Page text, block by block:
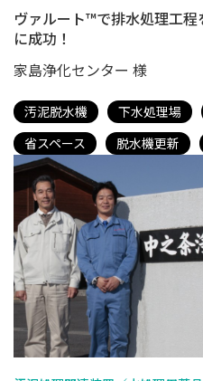
ヴァルート™で排水処理工
に成功！
家島浄化センター 様
汚泥脱水機 下水処理場
省スペース
脱水機更新